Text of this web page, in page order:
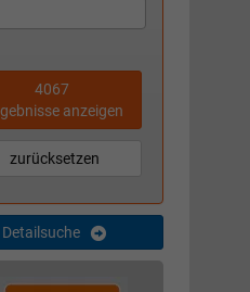
4067
anzeigen
zurücksetzen
Detailsuche